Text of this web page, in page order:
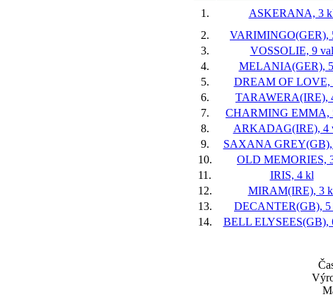
1.
ASKERANA, 3
2.
VARIMINGO(GER),
3.
VOSSOLIE, 9 val
4.
MELANIA(GER),
5.
DREAM OF LOVE,
6.
TARAWERA(IRE),
7.
CHARMING EMMA,
8.
ARKADAG(IRE), 4
9.
SAXANA
10.
OLD MEMORIES,
11.
IRIS, 4 kl
12.
MIRAM(IRE), 3
13.
DECANTER(GB), 5
14.
BELL ELYSEES(GB),